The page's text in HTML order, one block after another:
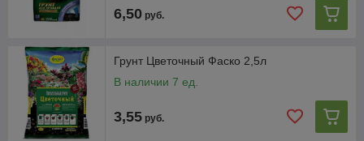
6,50 руб.
Грунт Цветочный Фаско 2,5л
В наличии 7 ед.
3,55 руб.